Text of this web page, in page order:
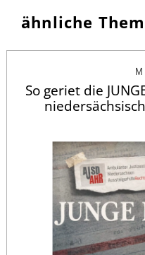
ähnliche
So geriet die